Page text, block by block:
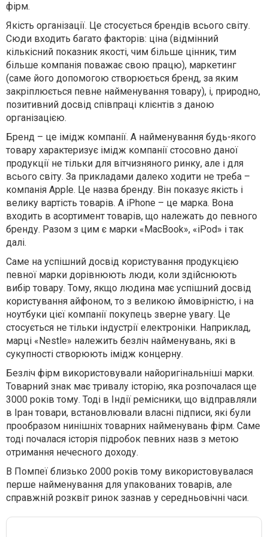
фірм.
Якість організації. Це стосується брендів всього світу.
Сюди входить багато факторів: ціна (відмінний
кількісний показник якості, чим більше цінник, тим
більше компанія поважає свою працю), маркетинг
(саме його допомогою створюється бренд, за яким
закріплюється певне найменування товару), і, природно,
позитивний досвід співпраці клієнтів з даною
організацією.
Бренд – це імідж компанії. А найменування будь-якого
товару характеризує імідж компанії стосовно даної
продукції не тільки для вітчизняного ринку, але і для
всього світу. За прикладами далеко ходити не треба –
компанія Apple. Це назва бренду. Він показує якість і
велику вартість товарів. А iPhone – це марка. Вона
входить в асортимент товарів, що належать до певного
бренду. Разом з цим є марки «MacBook», «iPod» і так
далі.
Саме на успішний досвід користування продукцією
певної марки дорівнюють люди, коли здійснюють
вибір товару. Тому, якщо людина має успішний досвід
користування айфоном, то з великою ймовірністю, і на
ноутбуки цієї компанії покупець зверне увагу. Це
стосується не тільки індустрії електроніки. Наприклад,
марці «Nestle» належить безліч найменувань, які в
сукупності створюють імідж концерну.
Безліч фірм використовували найоригінальніші марки.
Товарний знак має тривалу історію, яка розпочалася ще
3000 років тому. Тоді в Індії ремісники, що відправляли
в Іран товари, встановлювали власні підписи, які були
прообразом нинішніх товарних найменувань фірм. Саме
тоді почалася історія підробок певних назв з метою
отримання нечесного доходу.
В Помпеї близько 2000 років тому використовувалася
перше найменування для упакованих товарів, але
справжній розквіт ринок зазнав у середньовічні часи.